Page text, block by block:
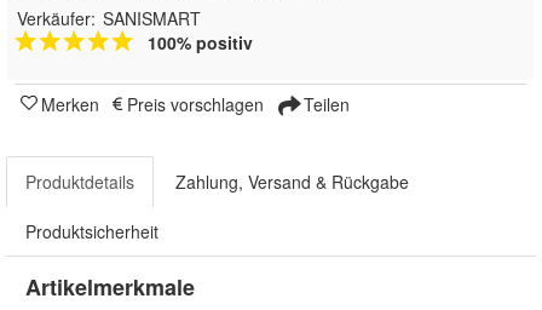
Verkäufer: SANISMART
100% positiv
Merken Preis vorschlagen Teilen
Produktdetails Zahlung, Versand & Rückgabe
Produktsicherheit
Artikelmerkmale